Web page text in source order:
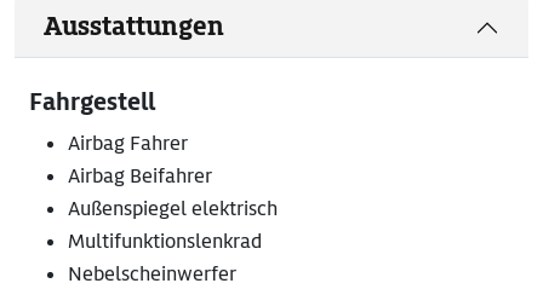
Ausstattungen
Fahrgestell
Airbag Fahrer
Airbag Beifahrer
Außenspiegel elektrisch
Multifunktionslenkrad
Nebelscheinwerfer